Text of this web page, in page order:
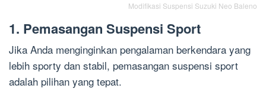
Modifikasi Suspensi Suzuki Neo Baleno
1. Pemasangan Suspensi Sport
Jika Anda menginginkan pengalaman berkendara yang
lebih sporty dan stabil, pemasangan suspensi sport
adalah pilihan yang tepat.